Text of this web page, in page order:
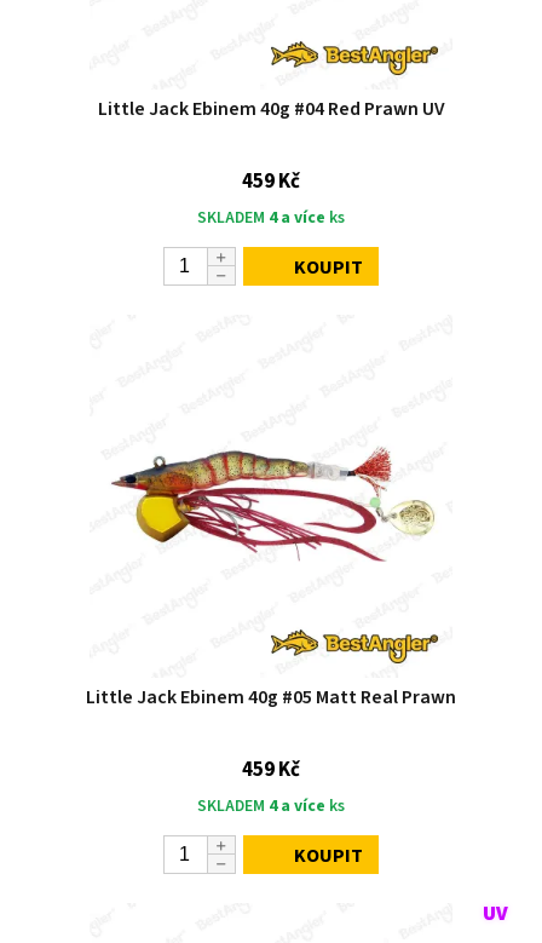
Little Jack Ebinem 40g #04 Red Prawn UV
459 Kč
SKLADEM 4 a více ks
KOUPIT
Little Jack Ebinem 40g #05 Matt Real Prawn
459 Kč
SKLADEM 4 a více ks
KOUPIT